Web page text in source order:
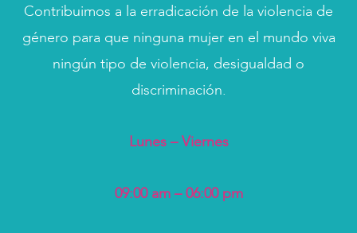
Contribuimos a la erradicación de la violencia de
género para que ninguna mujer en el mundo viva
ningún tipo de violencia, desigualdad o
discriminación.
Lunes – Viernes
09:00 am – 06:00 pm